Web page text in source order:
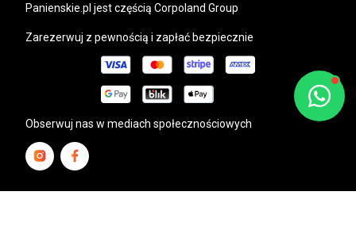
panienskie.pl jest częścią Corpoland Group
Zarezerwuj z pewnością i zapłać bezpiecznie
Obserwuj nas w mediach społecznościowych